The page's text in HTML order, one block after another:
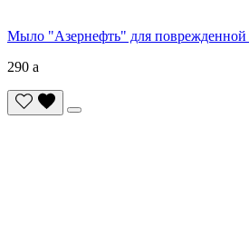
Мыло "Азернефть" для поврежденной
290 a